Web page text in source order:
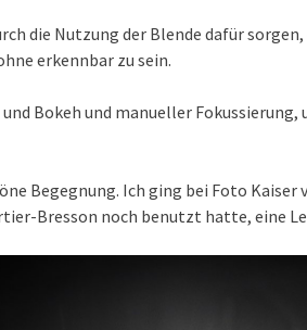
die Nutzung der Blende dafür
erkennbar zu sein.
Bokeh und manueller
Begegnung. Ich ging bei Foto Kaiser
Bresson noch benutzt hatte, eine